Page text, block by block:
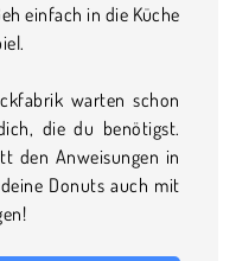
einfach in die Küche
warten schon
die du benötigst.
den Anweisungen in
Donuts auch mit